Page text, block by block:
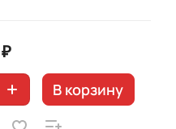
В корзину